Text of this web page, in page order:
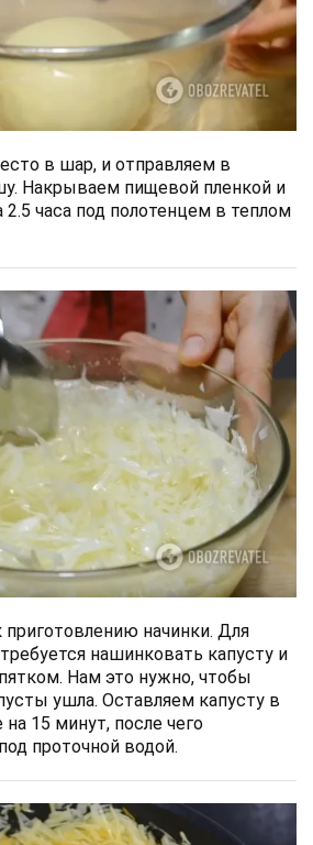
в шар, и отправляем в
Накрываем пищевой пленкой и
2.5 часа под полотенцем в теплом
начинки. Для
нашинковать капусту и
Нам это нужно, чтобы
ушла. Оставляем капусту в
на 15 минут, после чего
проточной водой.